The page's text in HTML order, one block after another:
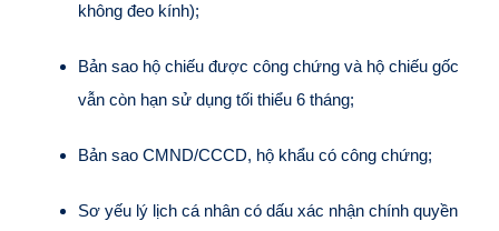
không đeo kính);
Bản sao hộ chiếu được công chứng và hộ chiếu gốc
vẫn còn hạn sử dụng tối thiểu 6 tháng;
Bản sao CMND/CCCD, hộ khẩu có công chứng;
Sơ yếu lý lịch cá nhân có dấu xác nhận chính quyền